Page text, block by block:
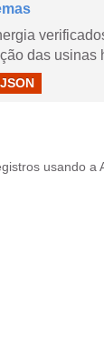
das usinas
JSON
usando a